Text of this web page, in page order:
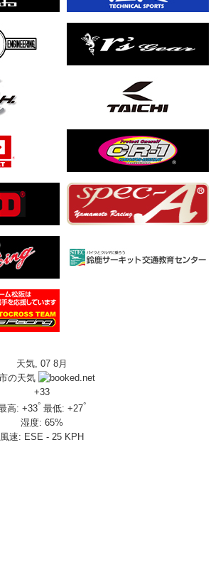
ゴールドウイング
発売
メチャクチャ楽しかったです❤
天気, 07 8月
の天気
+33
高: +33° 最低: +27°
湿度: 65%
風速: ESE - 25 KPH